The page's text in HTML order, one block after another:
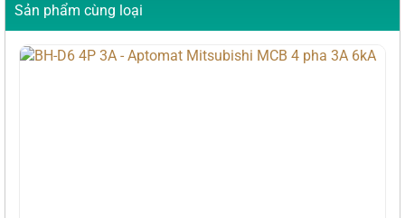
Sản phẩm cùng loại